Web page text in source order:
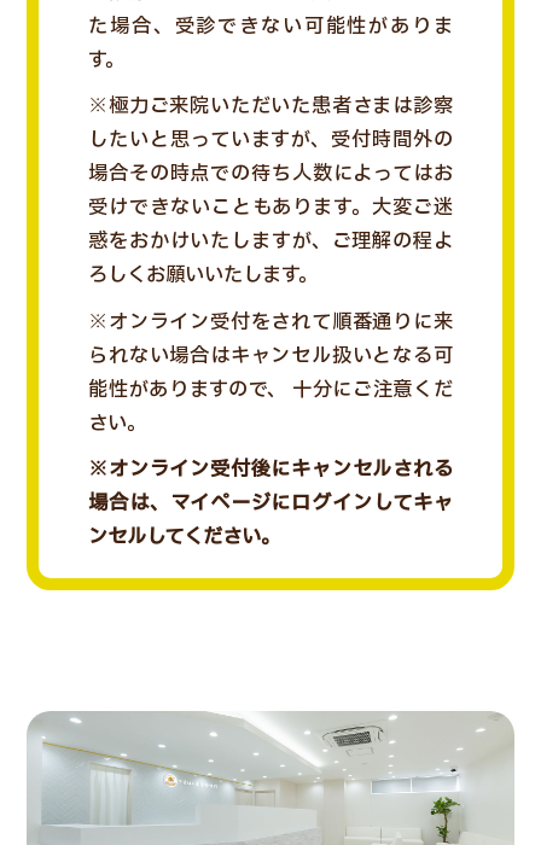
た場合、受診できない可能性がありま
す。
※極力ご来院いただいた患者さまは診察
したいと思っていますが、受付時間外の
場合その時点での待ち人数によってはお
受けできないこともあります。大変ご迷
惑をおかけいたしますが、ご理解の程よ
ろしくお願いいたします。
※オンライン受付をされて順番通りに来
られない場合はキャンセル扱いとなる可
能性がありますので、 十分にご注意くだ
さい。
※オンライン受付後にキャンセルされる
場合は、マイページにログインしてキャ
ンセルしてください。